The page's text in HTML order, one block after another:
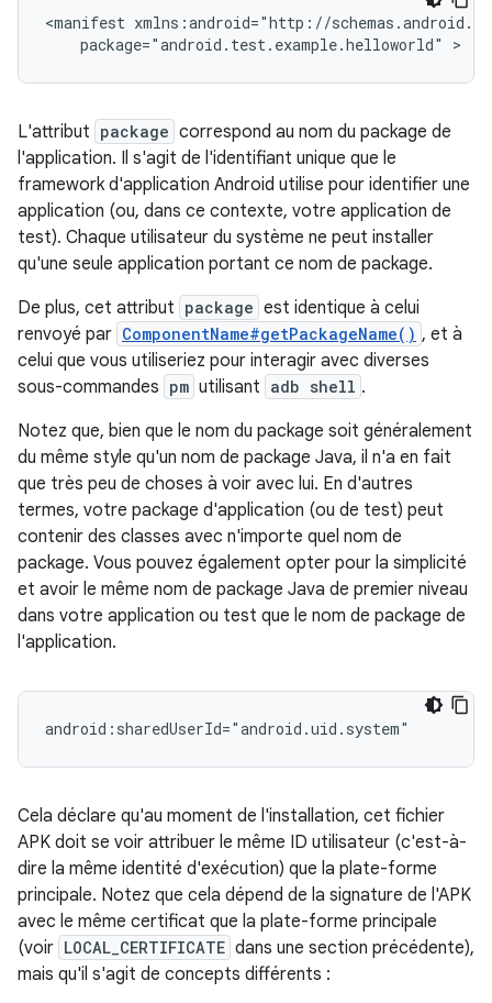
<manifest
package="android.test.example.helloworld"
L'attribut package correspond au nom du package de
l'application. Il s'agit de l'identifiant unique que le
framework d'application Android utilise pour identifier une
application (ou, dans ce contexte, votre application de
test). Chaque utilisateur du système ne peut installer
qu'une seule application portant ce nom de package.
De plus, cet attribut package est identique à celui
renvoyé par ComponentName#getPackageName() , et à
celui que vous utiliseriez pour interagir avec diverses
sous-commandes pm utilisant adb shell .
Notez que, bien que le nom du package soit généralement
du même style qu'un nom de package Java, il n'a en fait
que très peu de choses à voir avec lui. En d'autres
termes, votre package d'application (ou de test) peut
contenir des classes avec n'importe quel nom de
package. Vous pouvez également opter pour la simplicité
et avoir le même nom de package Java de premier niveau
dans votre application ou test que le nom de package de
l'application.
Cela déclare qu'au moment de l'installation, cet fichier
APK doit se voir attribuer le même ID utilisateur (c'est-à-
dire la même identité d'exécution) que la plate-forme
principale. Notez que cela dépend de la signature de l'APK
avec le même certificat que la plate-forme principale
(voir LOCAL_CERTIFICATE dans une section précédente),
mais qu'il s'agit de concepts différents :